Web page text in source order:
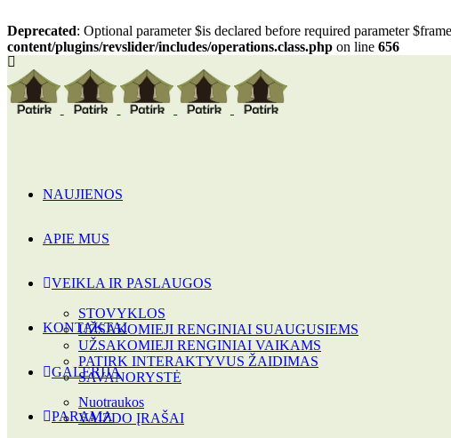
Deprecated: Optional parameter $is declared before required parameter
content/plugins/revslider/includes/operations.class.php on line 656
NAUJIENOS
APIE MUS
VEIKLA IR PASLAUGOS
STOVYKLOS
UŽSAKOMIEJI RENGINIAI SUAUGUSIEMS
UŽSAKOMIEJI RENGINIAI VAIKAMS
PATIRK INTERAKTYVUS ŽAIDIMAS
SAVANORYSTĖ
KONTAKTAI
GALERIJA
Nuotraukos
VAIZDO ĮRAŠAI
PARAMA